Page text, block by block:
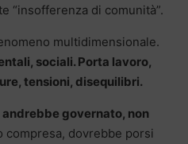
“insofferenza di comunità”.
multidimensionale.
sociali. Porta lavoro,
tensioni, disequilibri.
andrebbe governato, non
compresa, dovrebbe porsi